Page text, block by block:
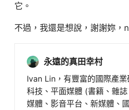
它。
不過，我還是想說，謝謝妳
永遠的真田幸村
Ivan Lin，有豐富的國際產業
科技、平面媒體 (書籍、雜
媒體、影音平台、新媒體、